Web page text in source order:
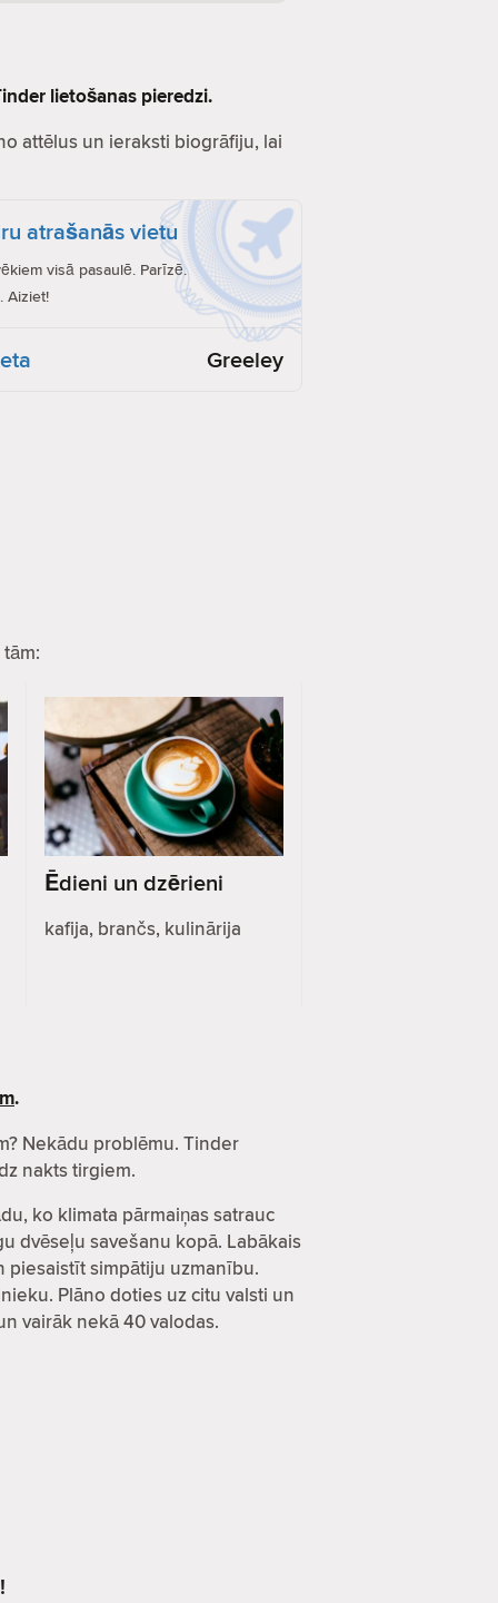
lietošanas pieredzi.
attēlus un ieraksti biogrāfiju, lai
atrašanās vietu
visā pasaulē. Parīzē.
Aiziet!
Greeley
Ēdieni un dzērieni
kafija, brančs, kulinārija
.
Nekādu problēmu. Tinder
nakts tirgiem.
ko klimata pārmaiņas satrauc
dvēseļu savešanu kopā. Labākais
piesaistīt simpātiju uzmanību.
Plāno doties uz citu valsti un
vairāk nekā 40 valodas.